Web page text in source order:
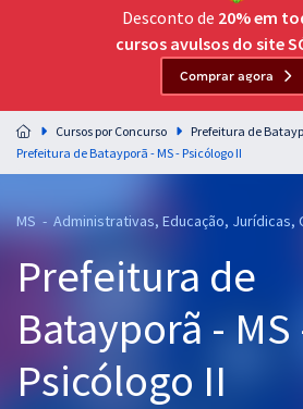
Acesso ilimitado a toda preparação para o Exame
Residências Multiprofissionais
Preparação completa e intensiva para as
residências em saúde do Brasil
Cursos 20% OFF
Pós
Graduação
Desconto de 20% em
cursos avulsos do site
Comprar agora
Cursos por Concurso
Prefeitura de
Prefeitura de Batayporã - MS - Psicólogo II
MS - Administrativas, Educação, Jurídicas,
Prefeitura de
Batayporã - MS
Psicólogo II